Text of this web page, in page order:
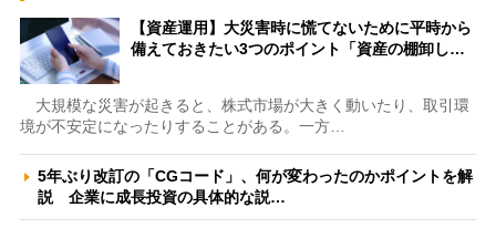
【資産運用】大災害時に慌てないために平時から
備えておきたい3つのポイント「資産の棚卸し…
大規模な災害が起きると、株式市場が大きく動いたり、取引環
境が不安定になったりすることがある。一方…
5年ぶり改訂の「CGコード」、何が変わったのかポイントを解
説 企業に成長投資の具体的な説…